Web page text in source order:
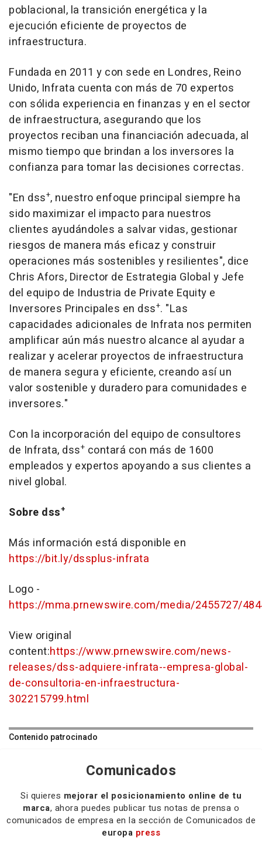
poblacional, la transición energética y la
ejecución eficiente de proyectos de
infraestructura.
Fundada en 2011 y con sede en Londres, Reino
Unido, Infrata cuenta con más de 70 expertos
con sólida experiencia en finanzas y en el sector
de infraestructura, asegurando que los
proyectos reciban una financiación adecuada, al
mismo tiempo que brindan a los inversores la
confianza para tomar las decisiones correctas.
"En dss+, nuestro enfoque principal siempre ha
sido maximizar el impacto para nuestros
clientes ayudándoles a salvar vidas, gestionar
riesgos de manera más eficaz y construir
operaciones más sostenibles y resilientes", dice
Chris Afors, Director de Estrategia Global y Jefe
del equipo de Industria de Private Equity e
Inversores Principales en dss+. "Las
capacidades adicionales de Infrata nos permiten
amplificar aún más nuestro alcance al ayudar a
realizar y acelerar proyectos de infraestructura
de manera segura y eficiente, creando así un
valor sostenible y duradero para comunidades e
inversores."
Con la incorporación del equipo de consultores
de Infrata, dss+ contará con más de 1600
empleados y expertos apoyando a sus clientes a
nivel global.
Sobre dss+
Más información está disponible en
https://bit.ly/dssplus-infrata
Logo -
https://mma.prnewswire.com/media/2455727/
View original
content:https://www.prnewswire.com/news-
releases/dss-adquiere-infrata--empresa-global-
de-consultoria-en-infraestructura-
302215799.html
Contenido patrocinado
Comunicados
Si quieres mejorar el posicionamiento online de tu
marca, ahora puedes publicar tus notas de prensa o
comunicados de empresa en la sección de Comunicados de
europa press